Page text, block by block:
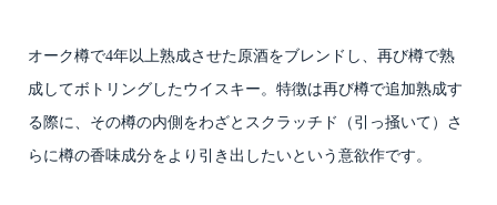
オーク樽で4年以上熟成させた原酒をブレンドし、再び樽で熟
成してボトリングしたウイスキー。特徴は再び樽で追加熟成す
る際に、その樽の内側をわざとスクラッチド（引っ掻いて）さ
らに樽の香味成分をより引き出したいという意欲作です。